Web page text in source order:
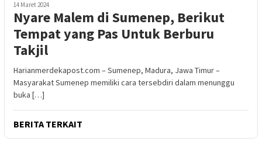
14 Maret 2024
Nyare Malem di Sumenep, Berikut
Tempat yang Pas Untuk Berburu
Takjil
Harianmerdekapost.com – Sumenep, Madura, Jawa Timur –
Masyarakat Sumenep memiliki cara tersebdiri dalam menunggu
buka […]
BERITA TERKAIT